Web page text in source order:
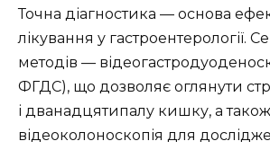
Точна діагностика — основа
лікування у гастроентерології.
методів —
ФГДС), що дозволяє оглянути
і дванадцятипалу кишку, а також
відеоколоноскопія для